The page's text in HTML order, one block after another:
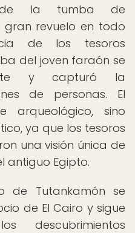
de la tumba de
gran revuelo en todo
de los tesoros
del joven faraón se
y capturó la
de personas. El
sino
ya que los tesoros
una visión única de
antiguo Egipto.
de Tutankamón se
de El Cairo y sigue
descubrimientos